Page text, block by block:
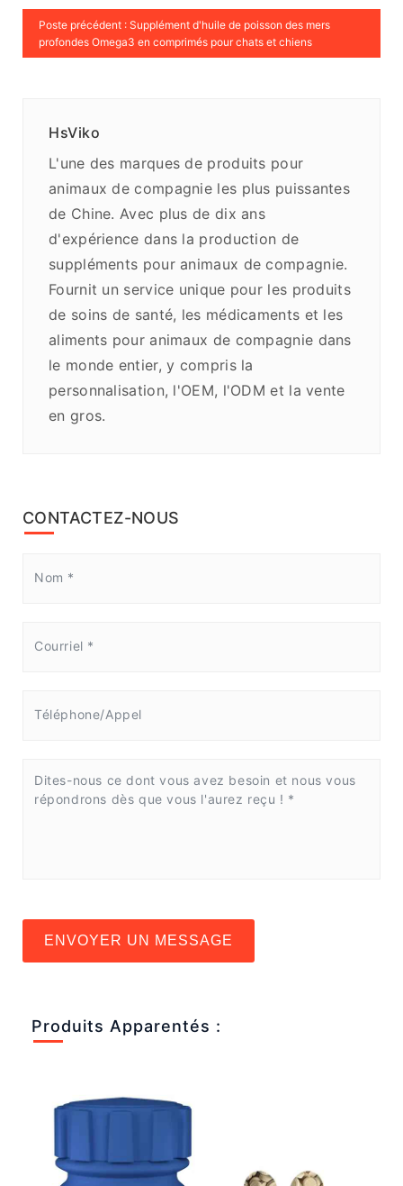
Poste précédent : Supplément d'huile de poisson des mers
profondes Omega3 en comprimés pour chats et chiens
HsViko
L'une des marques de produits pour
animaux de compagnie les plus puissantes
de Chine. Avec plus de dix ans
d'expérience dans la production de
suppléments pour animaux de compagnie.
Fournit un service unique pour les produits
de soins de santé, les médicaments et les
aliments pour animaux de compagnie dans
le monde entier, y compris la
personnalisation, l'OEM, l'ODM et la vente
en gros.
CONTACTEZ-NOUS
ENVOYER UN MESSAGE
Produits Apparentés :